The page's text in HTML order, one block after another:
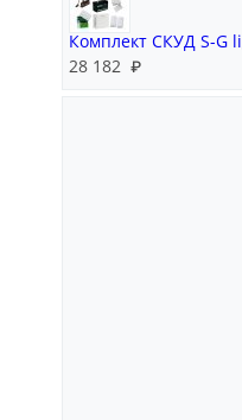
Комплект СКУД S-G
28 182 ₽